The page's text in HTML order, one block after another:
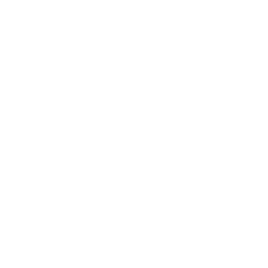
호화로운 상류층의 삶을 상징한다. 하지만 이 드라마
단오가 노예 출신으로 어려운 환경에서 시작해 자신의